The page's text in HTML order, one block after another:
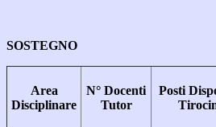
SOSTEGNO
Area
Disciplinare
N° Docenti
Tutor
Posti